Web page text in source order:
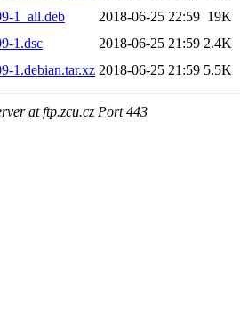
1_all.deb
2018-06-25 22:59 19K
1.dsc
2018-06-25 21:59 2.4K
1.debian.tar.xz 2018-06-25 21:59 5.5K
at ftp.zcu.cz Port 443